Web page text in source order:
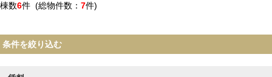
棟数6件 (総物件数： 7件)
条件を絞り込む